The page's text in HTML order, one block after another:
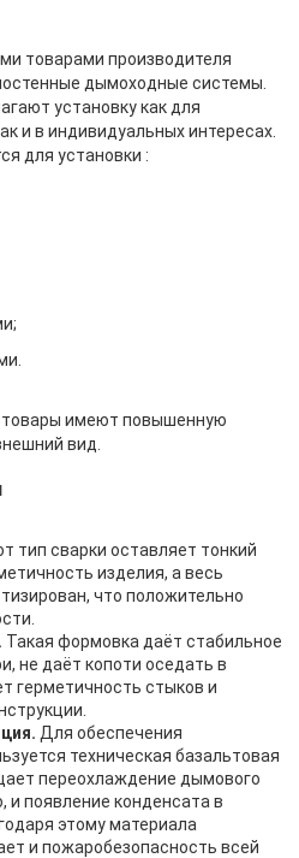
товарами производителя
дымоходные системы.
установку как для
и в индивидуальных интересах.
для установки :
товары имеют повышенную
вид.
тип сварки оставляет тонкий
изделия, а весь
что положительно
Такая формовка даёт стабильное
не даёт копоти оседать в
герметичность стыков и
Для обеспечения
техническая базальтовая
переохлаждение дымового
и появление конденсата в
этому материала
и пожаробезопасность всей